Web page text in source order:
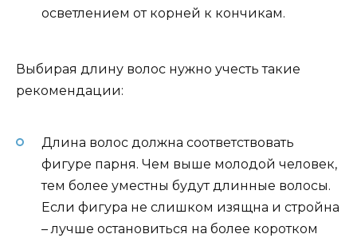
осветлением от корней к кончикам.
Выбирая длину волос нужно учесть такие
рекомендации:
Длина волос должна соответствовать
фигуре парня. Чем выше молодой человек,
тем более уместны будут длинные волосы.
Если фигура не слишком изящна и стройна
– лучше остановиться на более коротком